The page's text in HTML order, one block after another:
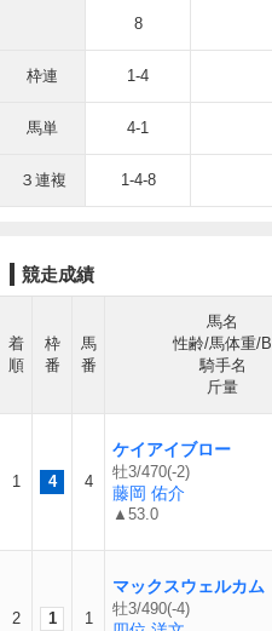
8
枠連 1-4
馬単 4-1
３連複 1-4-8
競走成績
着
順
枠
番
馬
番
馬名
性齢/馬体重/B
騎手名
斤量
1 4 4
ケイアイブロー
牡3/470(-2)
藤岡 佑介
▲53.0
2 1 1
マックスウェルカム
牡3/490(-4)